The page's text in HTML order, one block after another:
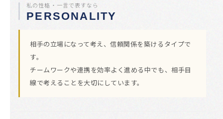
私の性格・一言で表すなら
PERSONALITY
相手の立場になって考え、信頼関係を築けるタイプで
す。
チームワークや連携を効率よく進める中でも、相手目
線で考えることを大切にしています。